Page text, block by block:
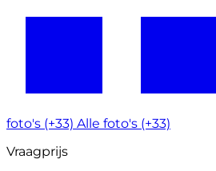
foto's (+33) Alle foto's (+33)
Vraagprijs